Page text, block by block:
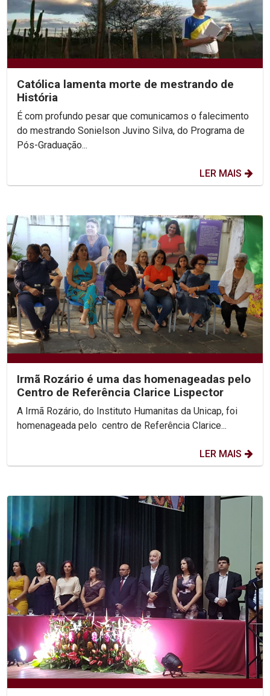
Católica lamenta morte de mestrando de
História
É com profundo pesar que comunicamos o falecimento
do mestrando Sonielson Juvino Silva, do Programa de
Pós-Graduação...
LER MAIS
Irmã Rozário é uma das homenageadas pelo
Centro de Referência Clarice Lispector
A Irmã Rozário, do Instituto Humanitas da Unicap, foi
homenageada pelo centro de Referência Clarice...
LER MAIS